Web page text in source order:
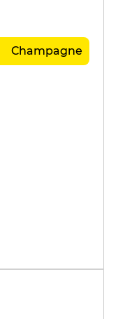
Champagne